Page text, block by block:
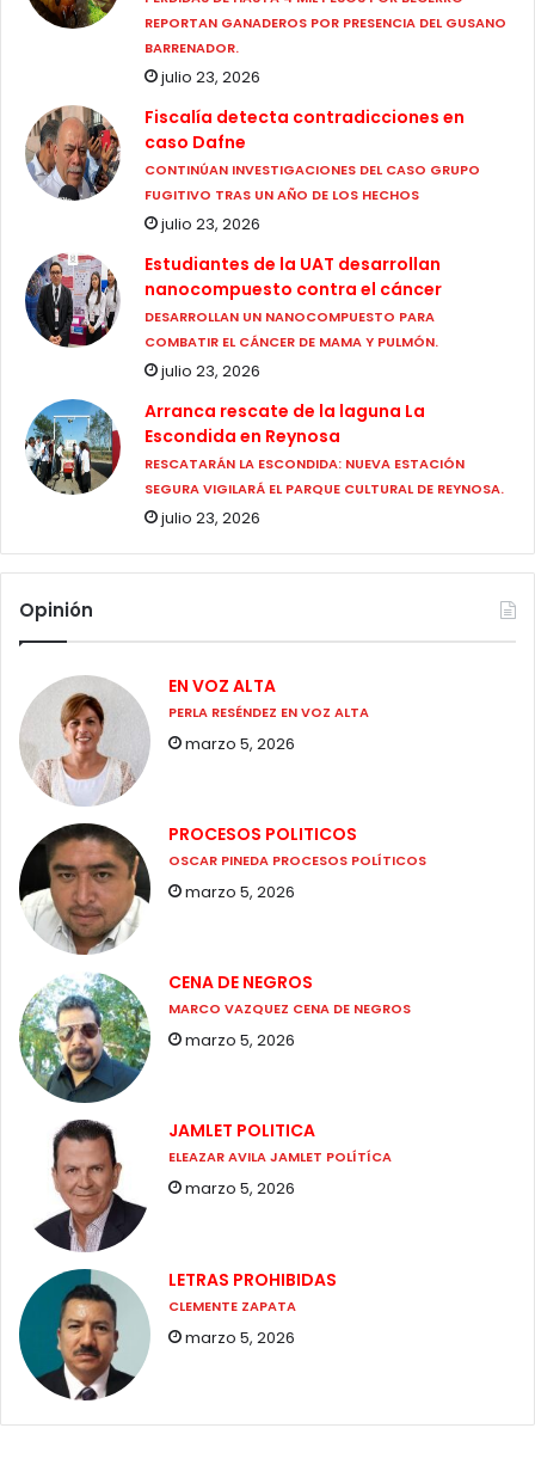
REPORTAN GANADEROS POR PRESENCIA DEL GUSANO
BARRENADOR.
julio 23, 2026
Fiscalía detecta contradicciones en
caso Dafne
CONTINÚAN INVESTIGACIONES DEL CASO GRUPO
FUGITIVO TRAS UN AÑO DE LOS HECHOS
julio 23, 2026
Estudiantes de la UAT desarrollan
nanocompuesto contra el cáncer
DESARROLLAN UN NANOCOMPUESTO PARA
COMBATIR EL CÁNCER DE MAMA Y PULMÓN.
julio 23, 2026
Arranca rescate de la laguna La
Escondida en Reynosa
RESCATARÁN LA ESCONDIDA: NUEVA ESTACIÓN
SEGURA VIGILARÁ EL PARQUE CULTURAL DE REYNOSA.
julio 23, 2026
Opinión
EN VOZ ALTA
PERLA RESÉNDEZ EN VOZ ALTA
marzo 5, 2026
PROCESOS POLITICOS
OSCAR PINEDA PROCESOS POLÍTICOS
marzo 5, 2026
CENA DE NEGROS
MARCO VAZQUEZ CENA DE NEGROS
marzo 5, 2026
JAMLET POLITICA
ELEAZAR AVILA JAMLET POLÍTÍCA
marzo 5, 2026
LETRAS PROHIBIDAS
CLEMENTE ZAPATA
marzo 5, 2026